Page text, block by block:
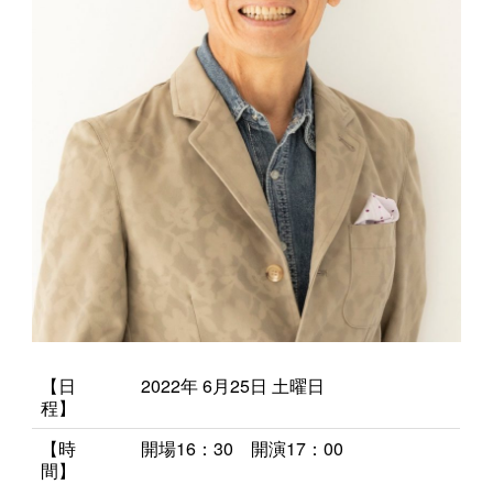
【日
程】
2022年 6月25日 土曜日
【時
間】
開場16：30 開演17：00